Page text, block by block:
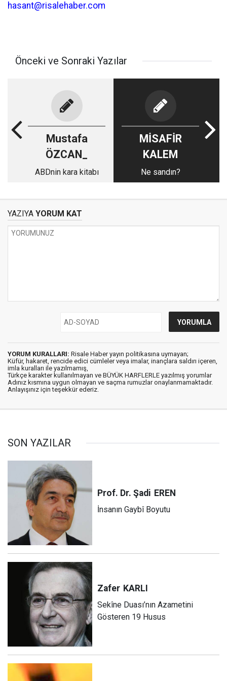
hasant@risalehaber.com
Önceki ve Sonraki Yazılar
Mustafa
ÖZCAN_
ABDnin kara kitabı
MİSAFİR
KALEM
Ne sandın?
YAZIYA YORUM KAT
YORUM KURALLARI: Risale Haber yayın politikasına uymayan;
Küfür, hakaret, rencide edici cümleler veya imalar, inançlara saldırı içeren,
imla kuralları ile yazılmamış,
Türkçe karakter kullanılmayan ve BÜYÜK HARFLERLE yazılmış yorumlar
Adınız kısmına uygun olmayan ve saçma rumuzlar onaylanmamaktadır.
Anlayışınız için teşekkür ederiz.
SON YAZILAR
Prof. Dr. Şadi EREN
İnsanın Gaybî Boyutu
Zafer KARLI
Sekîne Duası’nın Azametini
Gösteren 19 Husus